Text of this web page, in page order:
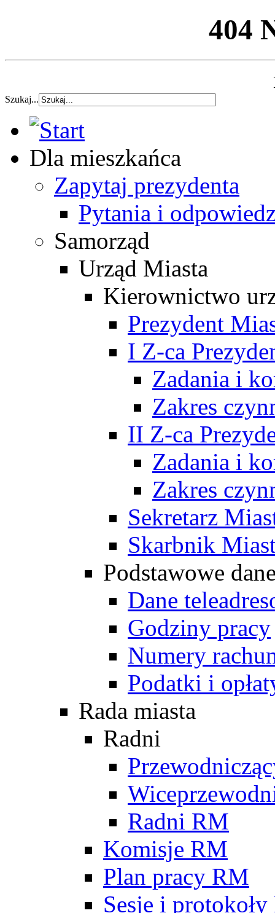
404
Szukaj...
Dla mieszkańca
Zapytaj prezydenta
Pytania i
Samorząd
Urząd Miasta
Kierownictwo
Prezydent
I Z-ca
Zadania i
Zakres
II Z-ca
Zadania i
Zakres
Sekretarz
Skarbnik
Podstawowe
Dane
Godziny pracy
Numery
Podatki i
Rada miasta
Radni
Radni RM
Komisje RM
Plan pracy RM
Sesje i